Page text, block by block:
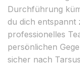
Durchführung
du dich entspannt
professionelles
persönlichen
sicher nach